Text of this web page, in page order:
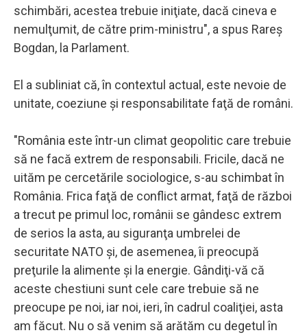
schimbări, acestea trebuie iniţiate, dacă cineva e
nemulţumit, de către prim-ministru", a spus Rareş
Bogdan, la Parlament.
El a subliniat că, în contextul actual, este nevoie de
unitate, coeziune şi responsabilitate faţă de români.
"România este într-un climat geopolitic care trebuie
să ne facă extrem de responsabili. Fricile, dacă ne
uităm pe cercetările sociologice, s-au schimbat în
România. Frica faţă de conflict armat, faţă de război
a trecut pe primul loc, românii se gândesc extrem
de serios la asta, au siguranţa umbrelei de
securitate NATO şi, de asemenea, îi preocupă
preţurile la alimente şi la energie. Gândiţi-vă că
aceste chestiuni sunt cele care trebuie să ne
preocupe pe noi, iar noi, ieri, în cadrul coaliţiei, asta
am făcut. Nu o să venim să arătăm cu degetul în